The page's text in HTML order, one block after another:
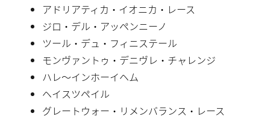
アドリアティカ・イオニカ・レース
ジロ・デル・アッペンニーノ
ツール・デュ・フィニステール
モンヴァントゥ・デニヴレ・チャレンジ
ハレ〜インホーイヘム
ヘイスツペイル
グレートウォー・リメンバランス・レース